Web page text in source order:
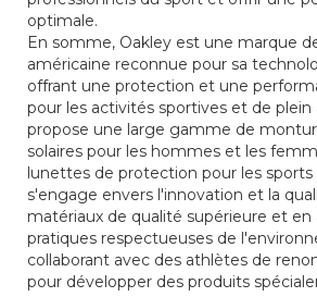
optimale.
En somme, Oakley est une marque
américaine reconnue pour sa
offrant une protection et une
pour les activités sportives et de plein
propose une large gamme de
solaires pour les hommes et les
lunettes de protection pour les sports
s'engage envers l'innovation et la
matériaux de qualité supérieure et
pratiques respectueuses de
collaborant avec des athlètes de
pour développer des produits